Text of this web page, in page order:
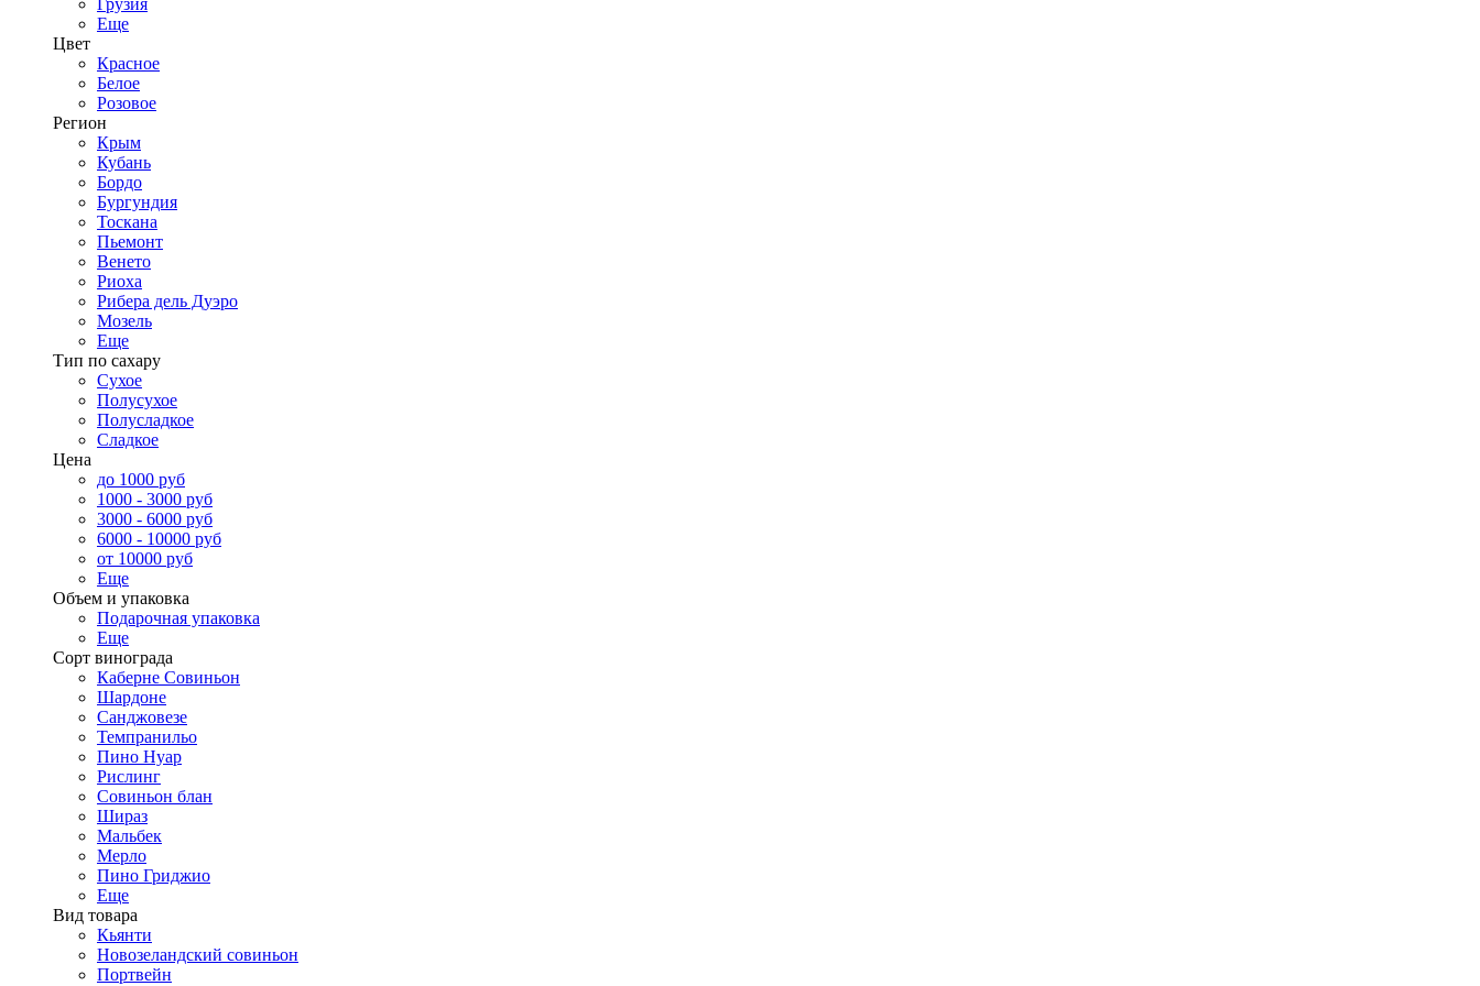
Грузия
Еще
Цвет
Красное
Белое
Розовое
Регион
Крым
Кубань
Бордо
Бургундия
Тоскана
Пьемонт
Венето
Риоха
Рибера дель Дуэро
Мозель
Еще
Тип по сахару
Сухое
Полусухое
Полусладкое
Сладкое
Цена
до 1000 руб
1000 - 3000 руб
3000 - 6000 руб
6000 - 10000 руб
от 10000 руб
Еще
Объем и упаковка
Подарочная упаковка
Еще
Сорт винограда
Каберне Совиньон
Шардоне
Санджовезе
Темпранильо
Пино Нуар
Рислинг
Совиньон блан
Шираз
Мальбек
Мерло
Пино Гриджио
Еще
Вид товара
Кьянти
Новозеландский совиньон
Портвейн